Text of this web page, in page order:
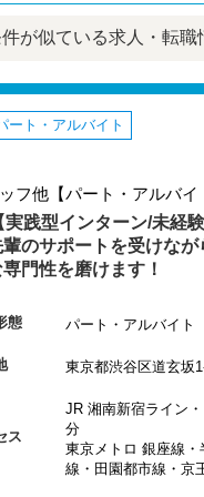
が似ている求人・転職
ート・アルバイト
フ他【パート・アルバ
実践型インターン/未経
のサポートを受けなが
門性を磨けます！
態 パート・アルバイト
東京都渋谷区道玄坂
ス
JR 湘南新宿ライン
分
東京メトロ 銀座線
線・田園都市線・京